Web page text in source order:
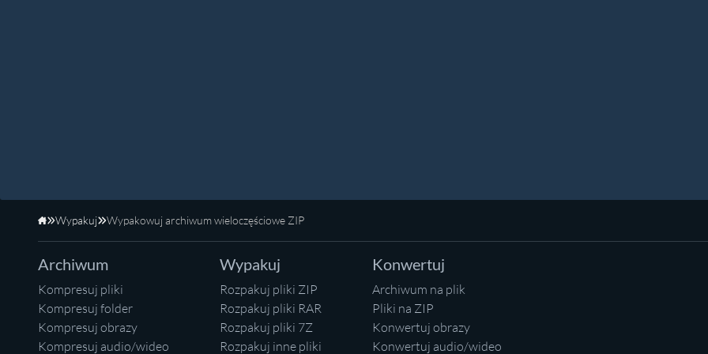
Strona główna
Wypakuj Wypakowuj archiwum wieloczęściowe ZIP
Archiwum
Kompresuj pliki
Kompresuj folder
Kompresuj obrazy
Kompresuj audio/wideo
Wypakuj
Rozpakuj pliki ZIP
Rozpakuj pliki RAR
Rozpakuj pliki 7Z
Rozpakuj inne pliki
Konwertuj
Archiwum na plik
Pliki na ZIP
Konwertuj obrazy
Konwertuj audio/wideo